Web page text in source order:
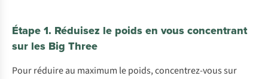
Étape 1. Réduisez le poids en vous concentrant
sur les Big Three
Pour réduire au maximum le poids, concentrez-vous sur